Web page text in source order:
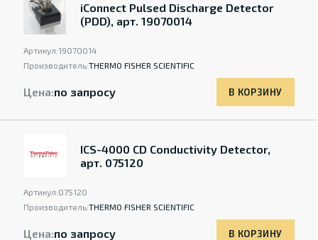
iConnect Pulsed Discharge Detector
(PDD), арт. 19070014
Артикул:19070014
Производитель:THERMO FISHER SCIENTIFIC
Цена:по запросу В КОРЗИНУ
ICS-4000 CD Conductivity Detector,
арт. 075120
Артикул:075120
Производитель:THERMO FISHER SCIENTIFIC
Цена:по запросу В КОРЗИНУ